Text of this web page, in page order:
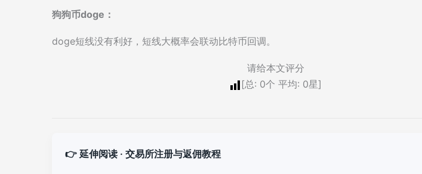
狗狗币doge：
doge短线没有利好，短线大概率会联动比特币回调。
请给本文评分
[总: 0个 平均: 0星]
👉 延伸阅读 · 交易所注册与返佣教程